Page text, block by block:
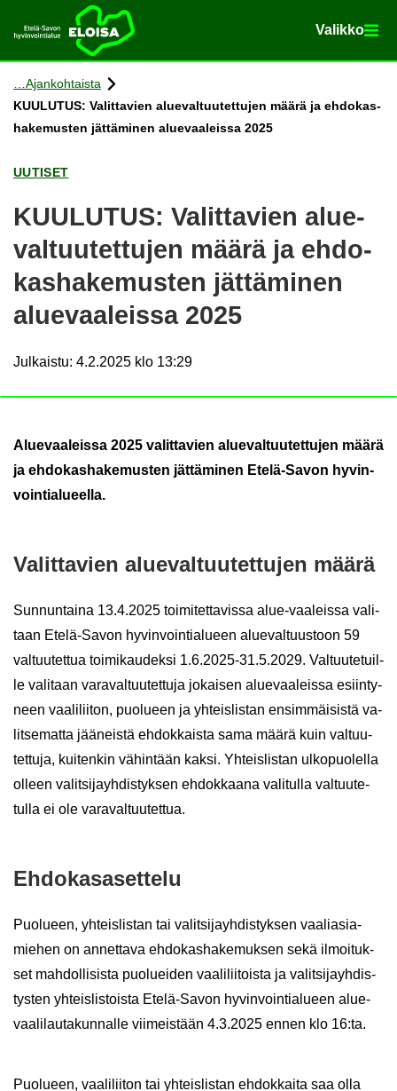
Etusi­vu Va­lik­ko
Va­lik­ko
Siir­ry si­säl­töön
Ajan­koh­tais­ta
KUU­LU­TUS: Va­lit­ta­vien alue­val­tuu­tet­tu­jen määrä ja eh­do­kas­
ha­ke­mus­ten jät­tä­mi­nen alue­vaa­leis­sa 2025
UU­TI­SET
KUU­LU­TUS: Va­lit­ta­vien alue­
val­tuu­tet­tu­jen määrä ja eh­do­
kas­ha­ke­mus­ten jät­tä­mi­nen
alue­vaa­leis­sa 2025
Julkaistu: 4.2.2025 klo 13:29
Alue­vaa­leis­sa 2025 va­lit­ta­vien alue­val­tuu­tet­tu­jen määrä
ja eh­do­kas­ha­ke­mus­ten jät­tä­mi­nen Etelä-​Savon hy­vin­
voin­tia­lu­eel­la.
Va­lit­ta­vien alue­val­tuu­tet­tu­jen määrä
Sun­nun­tai­na 13.4.2025 toi­mi­tet­ta­vis­sa alue-​vaaleissa va­li­
taan Etelä-​Savon hy­vin­voin­tia­lu­een alue­val­tuus­toon 59
val­tuu­tet­tua toi­mi­kau­dek­si 1.6.2025-31.5.2029. Val­tuu­te­tuil­
le va­li­taan va­ra­val­tuu­tet­tu­ja jo­kai­sen alue­vaa­leis­sa esiin­ty­
neen vaa­li­lii­ton, puo­lu­een ja yh­teis­lis­tan en­sim­mäi­sis­tä va­
lit­se­mat­ta jää­neis­tä eh­dok­kais­ta sama määrä kuin val­tuu­
tet­tu­ja, kui­ten­kin vä­hin­tään kaksi. Yh­teis­lis­tan ul­ko­puo­lel­la
ol­leen va­lit­si­jayh­dis­tyk­sen eh­dok­kaa­na va­li­tul­la val­tuu­te­
tul­la ei ole va­ra­val­tuu­tet­tua.
Eh­do­kas­a­set­te­lu
Puo­lu­een, yh­teis­lis­tan tai va­lit­si­jayh­dis­tyk­sen vaa­lia­sia­
mie­hen on an­net­ta­va eh­do­kas­ha­ke­muk­sen sekä il­moi­tuk­
set mah­dol­li­sis­ta puo­luei­den vaa­li­lii­tois­ta ja va­lit­si­jayh­dis­
tys­ten yh­teis­lis­tois­ta Etelä-​Savon hy­vin­voin­tia­lu­een alue­
vaa­li­lau­ta­kun­nal­le vii­meis­tään 4.3.2025 ennen klo 16:ta.
Puo­lu­een, vaa­li­lii­ton tai yh­teis­lis­tan eh­dok­kai­ta saa olla